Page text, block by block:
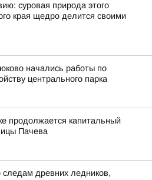
суровая природа этого
края щедро делится своими
начались работы по
центрального парка
продолжается капитальный
Пачева
следам древних ледников,